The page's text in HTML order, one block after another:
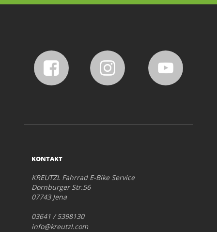
KONTAKT
KREUTZL Fahrrad E-Bike Service
Dornburger Str.56
07743 Jena
03641 / 5398130
info@kreutzl.com